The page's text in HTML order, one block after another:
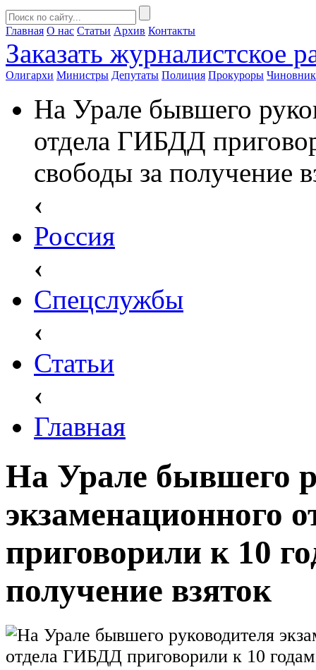
Главная О нас Статьи Архив Контакты
Заказать журналистское
Олигархи Министры Депутаты Полиция Прокуроры
На Урале бывшего
отдела ГИБДД
свободы за получение
‹
Россия
‹
Спецслужбы
‹
Статьи
‹
Главная
На Урале бывшего
экзаменационного
приговорили к 10
получение взяток